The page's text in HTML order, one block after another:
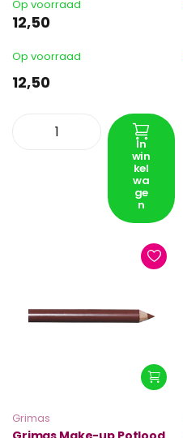
Op voorraad
12,50
Op voorraad
12,50
In
win
kel
wa
ge
n
Grimas